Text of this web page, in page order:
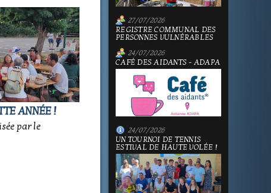
ANNÉE !
par le
27/07/2026
REGISTRE COMMUNAL DES
PERSONNES VULNÉRABLES
24/07/2026
CAFÉ DES AIDANTS - ADAPA
24/07/2026
UN TOURNOI DE TENNIS
ESTIVAL DE HAUTE VOLÉE !